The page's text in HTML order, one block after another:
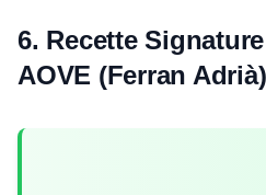
6. Recette
AOVE (Ferran Adrià)